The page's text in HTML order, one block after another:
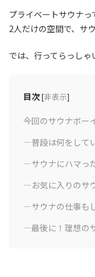
プライベートサウナっ
2人だけの空間で、サ
では、行ってらっしゃ
目次[非表示]
今回のサウナボー
―普段は何をして
―サウナにハマっ
―お気に入りのサ
―サウナの仕事も
―最後に！理想の